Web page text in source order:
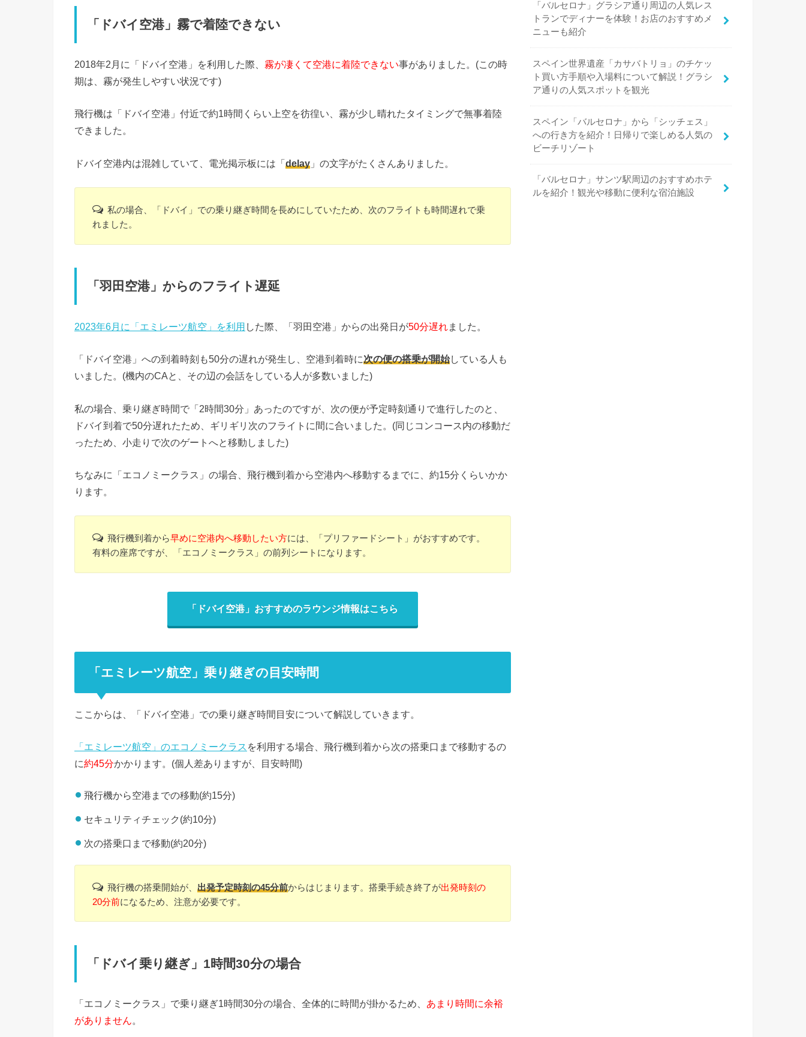
「ドバイ空港」霧で着陸できない
2018年2月に「ドバイ空港」を利用した際、 霧が凄くて空港に着陸できない事がありました。(この時
期は、霧が発生しやすい状況です)
飛行機は「ドバイ空港」付近で約1時間くらい上空を彷徨い、霧が少し晴れたタイミングで無事着陸
できました。
ドバイ空港内は混雑していて、電光掲示板には「delay 」の文字がたくさんありました。
私の場合、「ドバイ」での乗り継ぎ時間を長めにしていたため、次のフライトも時間遅れで乗
れました。
「羽田空港」からのフライト遅延
2023年6月に「エミレーツ航空」を利用 した際、「羽田空港」からの出発日が50分遅れました。
「ドバイ空港」への到着時刻も50分の遅れが発生し、空港到着時に次の便の搭乗が開始している人も
いました。(機内のCAと、その辺の会話をしている人が多数いました)
私の場合、乗り継ぎ時間で「2時間30分」あったのですが、次の便が予定時刻通りで進行したのと、
ドバイ到着で50分遅れたため、ギリギリ次のフライトに間に合いました。(同じコンコース内の移動だ
ったため、小走りで次のゲートへと移動しました)
ちなみに「エコノミークラス」の場合、飛行機到着から空港内へ移動するまでに、約15分くらいかか
ります。
飛行機到着から早めに空港内へ移動したい方には、「プリファードシート」がおすすめです。
有料の座席ですが、「エコノミークラス」の前列シートになります。
「ドバイ空港」おすすめのラウンジ情報はこちら
「エミレーツ航空」乗り継ぎの目安時間
ここからは、「ドバイ空港」での乗り継ぎ時間目安について解説していきます。
「エミレーツ航空」のエコノミークラス を利用する場合、飛行機到着から次の搭乗口まで移動するの
に約45分かかります。(個人差ありますが、目安時間)
飛行機から空港までの移動(約15分)
セキュリティチェック(約10分)
次の搭乗口まで移動(約20分)
飛行機の搭乗開始が、 出発予定時刻の45分前からはじまります。搭乗手続き終了が出発時刻の
20分前になるため、注意が必要です。
「ドバイ乗り継ぎ」1時間30分の場合
「エコノミークラス」で乗り継ぎ1時間30分の場合、全体的に時間が掛かるため、 あまり時間に余裕
がありません。
「バルセロナ」グラシア通り周辺の人気レス
トランでディナーを体験！お店のおすすめメ
ニューも紹介
スペイン世界遺産「カサバトリョ」のチケッ
ト買い方手順や入場料について解説！グラシ
ア通りの人気スポットを観光
スペイン「バルセロナ」から「シッチェス」
への行き方を紹介！日帰りで楽しめる人気の
ビーチリゾート
「バルセロナ」サンツ駅周辺のおすすめホテ
ルを紹介！観光や移動に便利な宿泊施設